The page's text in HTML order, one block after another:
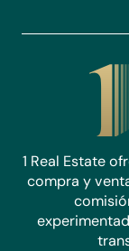
1 Real Estate
compra y